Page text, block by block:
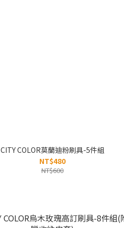
CITY COLOR莫蘭迪粉刷具-5件組
NT$480
NT$600